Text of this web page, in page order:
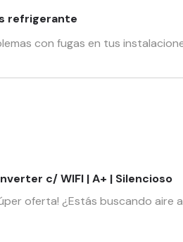
refrigerante
con fugas en tus
c/ WIFI | A+ | Silencioso
oferta! ¿Estás buscando